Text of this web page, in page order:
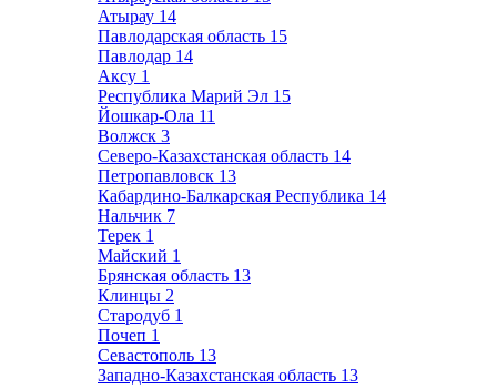
Атырау 14
Павлодарская область 15
Павлодар 14
Аксу 1
Республика Марий Эл 15
Йошкар-Ола 11
Волжск 3
Северо-Казахстанская область 14
Петропавловск 13
Кабардино-Балкарская Республика 14
Нальчик 7
Терек 1
Майский 1
Брянская область 13
Клинцы 2
Стародуб 1
Почеп 1
Севастополь 13
Западно-Казахстанская область 13